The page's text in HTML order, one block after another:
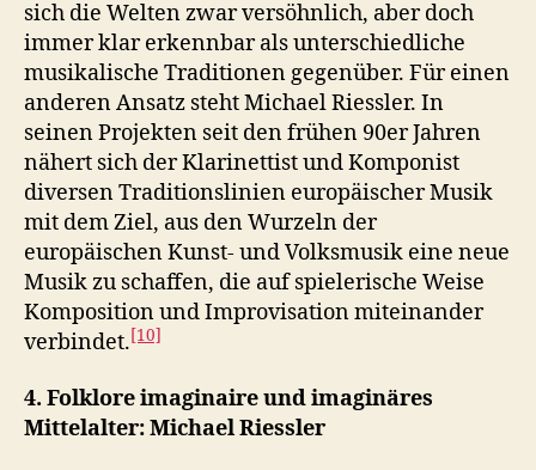
sich die Welten zwar versöhnlich, aber doch
immer klar erkennbar als unterschiedliche
musikalische Traditionen gegenüber. Für einen
anderen Ansatz steht Michael Riessler. In
seinen Projekten seit den frühen 90er Jahren
nähert sich der Klarinettist und Komponist
diversen Traditionslinien europäischer Musik
mit dem Ziel, aus den Wurzeln der
europäischen Kunst- und Volksmusik eine neue
Musik zu schaffen, die auf spielerische Weise
Komposition und Improvisation miteinander
verbindet.[10]
4. Folklore imaginaire und imaginäres
Mittelalter: Michael Riessler